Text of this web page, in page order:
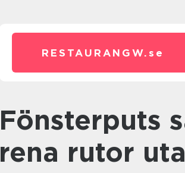
RESTAURANGW. se
Fönsterputs så får du skinande
rena rutor